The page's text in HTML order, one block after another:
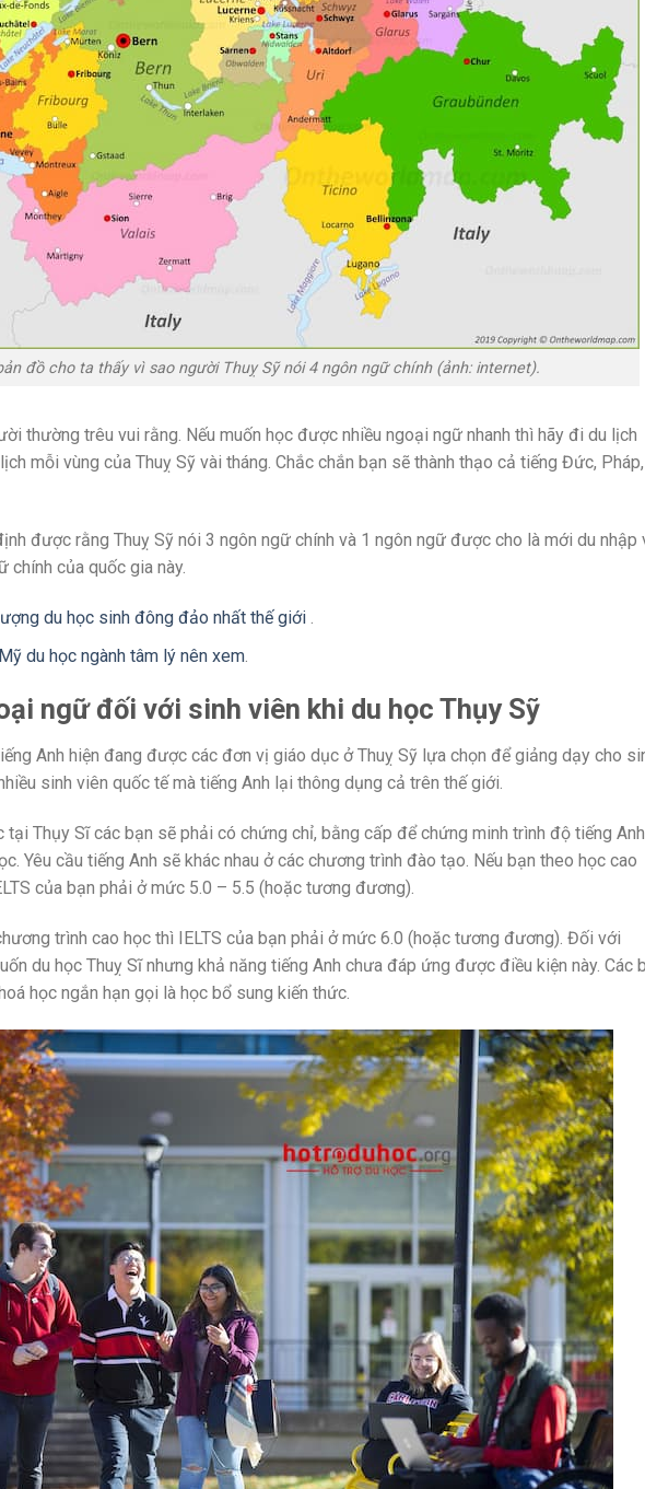
đồ cho ta thấy vì sao người Thuỵ Sỹ nói 4 ngôn ngữ chính (ảnh: internet).
thường trêu vui rằng. Nếu muốn học được nhiều ngoại ngữ nhanh thì hãy đi du lịch
mỗi vùng của Thuỵ Sỹ vài tháng. Chắc chắn bạn sẽ thành thạo cả tiếng Đức, Pháp,
được rằng Thuỵ Sỹ nói 3 ngôn ngữ chính và 1 ngôn ngữ được cho là mới du nhập
chính của quốc gia này.
du học sinh đông đảo nhất thế giới .
du học ngành tâm lý nên xem.
ngữ đối với sinh viên khi du học Thụy Sỹ
Anh hiện đang được các đơn vị giáo dục ở Thuỵ Sỹ lựa chọn để giảng dạy cho
sinh viên quốc tế mà tiếng Anh lại thông dụng cả trên thế giới.
tại Thụy Sĩ các bạn sẽ phải có chứng chỉ, bằng cấp để chứng minh trình độ tiếng
Yêu cầu tiếng Anh sẽ khác nhau ở các chương trình đào tạo. Nếu bạn theo học cao
của bạn phải ở mức 5.0 – 5.5 (hoặc tương đương).
trình cao học thì IELTS của bạn phải ở mức 6.0 (hoặc tương đương). Đối với
du học Thuỵ Sĩ nhưng khả năng tiếng Anh chưa đáp ứng được điều kiện này. Các
học ngắn hạn gọi là học bổ sung kiến thức.